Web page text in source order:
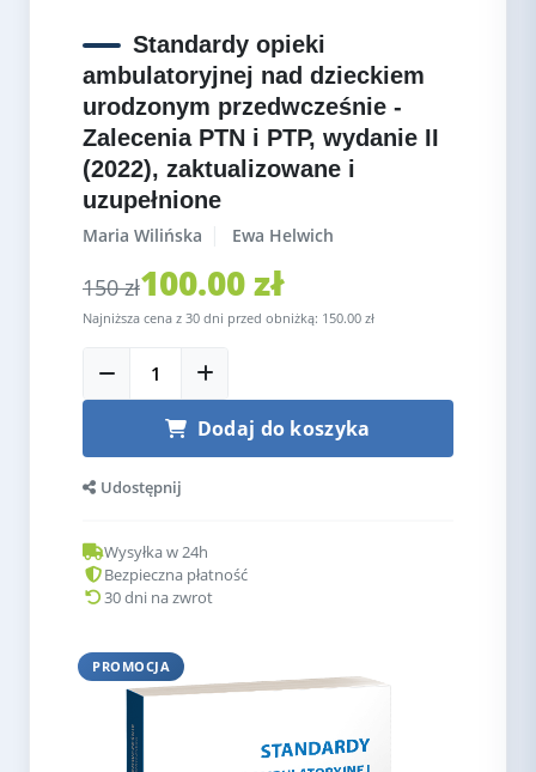
Standardy opieki
ambulatoryjnej nad dzieckiem
urodzonym przedwcześnie -
Zalecenia PTN i PTP, wydanie II
(2022), zaktualizowane i
uzupełnione
Maria Wilińska Ewa Helwich
150 zł100.00 zł
Najniższa cena z 30 dni przed obniżką: 150.00 zł
Dodaj do koszyka
Udostępnij
Wysyłka w 24h
Bezpieczna płatność
30 dni na zwrot
PROMOCJA